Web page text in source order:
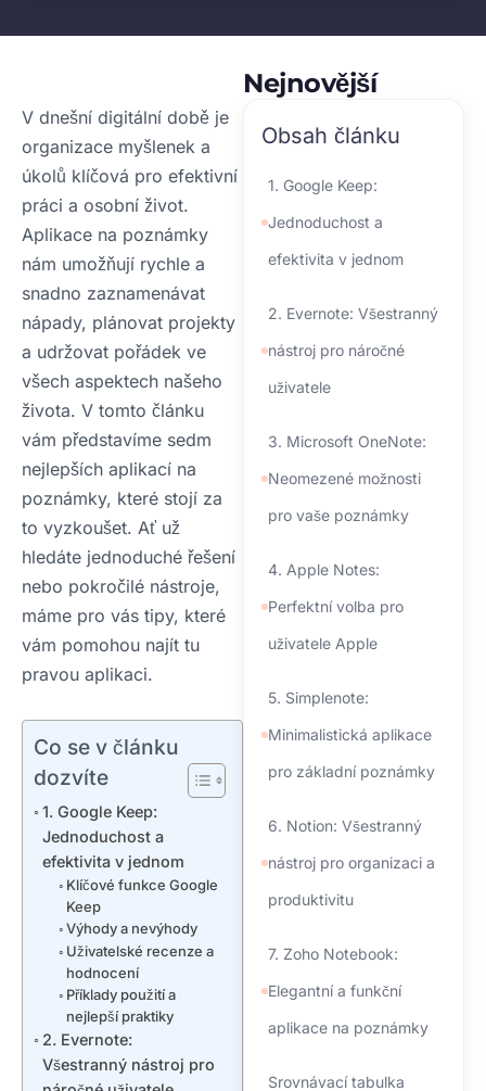
V dnešní digitální době je
organizace myšlenek a
úkolů klíčová pro efektivní
práci a osobní život.
Aplikace na poznámky
nám umožňují rychle a
snadno zaznamenávat
nápady, plánovat projekty
a udržovat pořádek ve
všech aspektech našeho
života. V tomto článku
vám představíme sedm
nejlepších aplikací na
poznámky, které stojí za
to vyzkoušet. Ať už
hledáte jednoduché řešení
nebo pokročilé nástroje,
máme pro vás tipy, které
vám pomohou najít tu
pravou aplikaci.
Co se v článku
dozvíte
1. Google Keep:
Jednoduchost a
efektivita v jednom
Klíčové funkce Google
Keep
Výhody a nevýhody
Uživatelské recenze a
hodnocení
Příklady použití a
nejlepší praktiky
2. Evernote:
Všestranný nástroj pro
Nejnovější
Obsah článku
1. Google Keep:
Jednoduchost a
efektivita v jednom
2. Evernote: Všestranný
nástroj pro náročné
uživatele
3. Microsoft OneNote:
Neomezené možnosti
pro vaše poznámky
4. Apple Notes:
Perfektní volba pro
uživatele Apple
5. Simplenote:
Minimalistická aplikace
pro základní poznámky
6. Notion: Všestranný
nástroj pro organizaci a
produktivitu
7. Zoho Notebook:
Elegantní a funkční
aplikace na poznámky
Srovnávací tabulka